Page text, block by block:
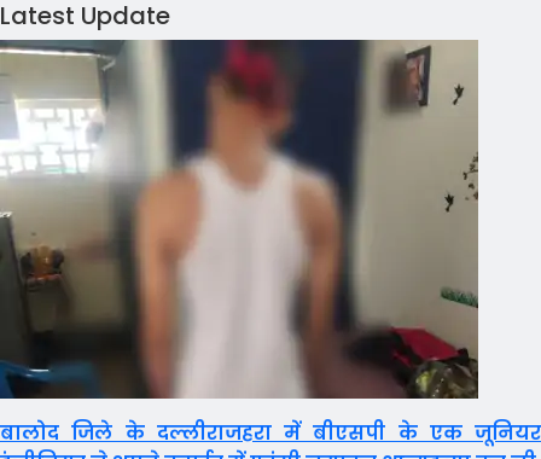
Latest Update
बालोद जिले के दल्लीराजहरा में बीएसपी के एक जूनियर